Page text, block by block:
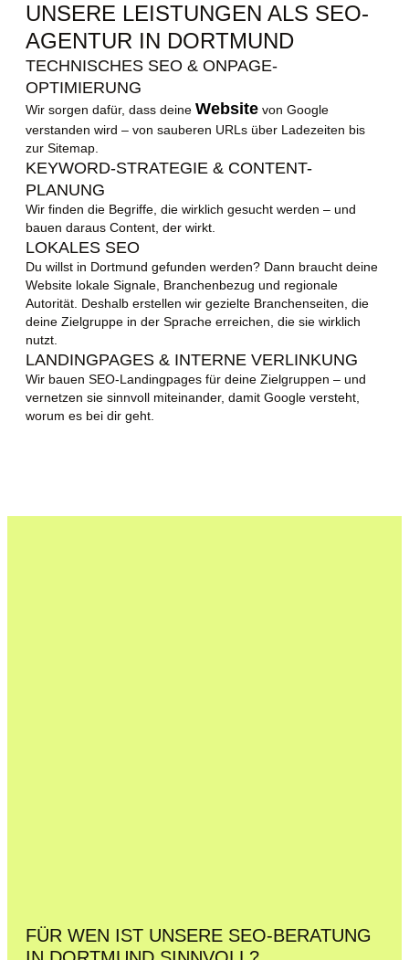
UNSERE LEISTUNGEN ALS SEO-
AGENTUR IN DORTMUND
TECHNISCHES SEO & ONPAGE-
OPTIMIERUNG
Wir sorgen dafür, dass deine Website von Google
verstanden wird – von sauberen URLs über Ladezeiten bis
zur Sitemap.
KEYWORD-STRATEGIE & CONTENT-
PLANUNG
Wir finden die Begriffe, die wirklich gesucht werden – und
bauen daraus Content, der wirkt.
LOKALES SEO
Du willst in Dortmund gefunden werden? Dann braucht deine
Website lokale Signale, Branchenbezug und regionale
Autorität. Deshalb erstellen wir gezielte Branchenseiten, die
deine Zielgruppe in der Sprache erreichen, die sie wirklich
nutzt.
LANDINGPAGES & INTERNE VERLINKUNG
Wir bauen SEO-Landingpages für deine Zielgruppen – und
vernetzen sie sinnvoll miteinander, damit Google versteht,
worum es bei dir geht.
FÜR WEN IST UNSERE SEO-BERATUNG